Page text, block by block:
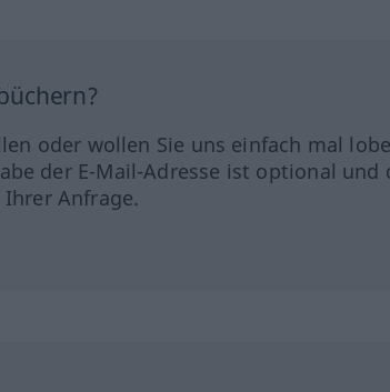
oder wollen Sie uns einfach mal
der E-Mail-Adresse ist optional und
Anfrage.